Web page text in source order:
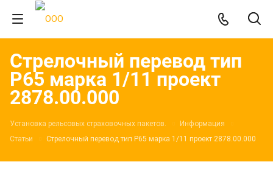
Стрелочный перевод тип
Р65 марка 1/11 проект
2878.00.000
Установка рельсовых страховочных пакетов.
Информация
Статьи
Стрелочный перевод тип Р65 марка 1/11 проект 2878.00.000